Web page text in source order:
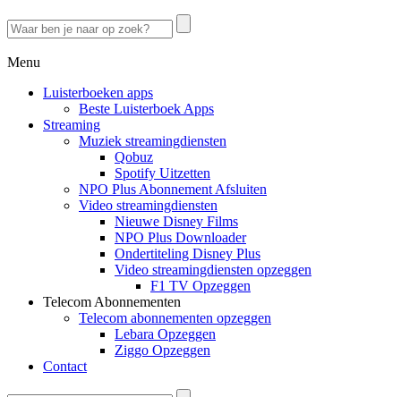
Menu
Luisterboeken apps
Beste Luisterboek Apps
Streaming
Muziek streamingdiensten
Qobuz
Spotify Uitzetten
NPO Plus Abonnement Afsluiten
Video streamingdiensten
Nieuwe Disney Films
NPO Plus Downloader
Ondertiteling Disney Plus
Video streamingdiensten opzeggen
F1 TV Opzeggen
Telecom Abonnementen
Telecom abonnementen opzeggen
Lebara Opzeggen
Ziggo Opzeggen
Contact